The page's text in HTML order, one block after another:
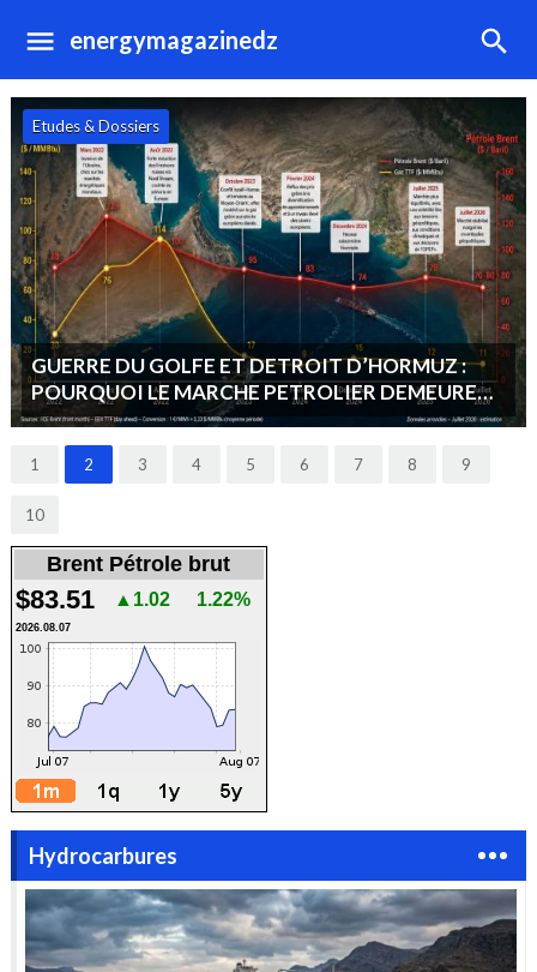
energymagazinedz
OPEP+ : MAINTIEN D’UNE STRATEGIE DE
STABILITE DU MARCHE : « VENDRE PLUS ET
MOINS CHER PLUTOT QUE MOINS ET CHER ».
Hydrocarbures
1 2 3 4 5 6 7 8 9
10
Brent Pétrole brut
$83.51 ▲1.02 1.22%
2026.08.07
Hydrocarbures